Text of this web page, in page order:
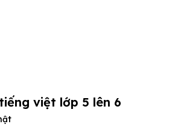
việt lớp 5 lên 6